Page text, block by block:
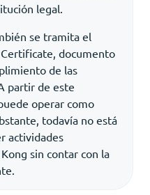
legal.
se tramita el
documento
de las
partir de este
operar como
todavía no está
actividades
sin contar con la